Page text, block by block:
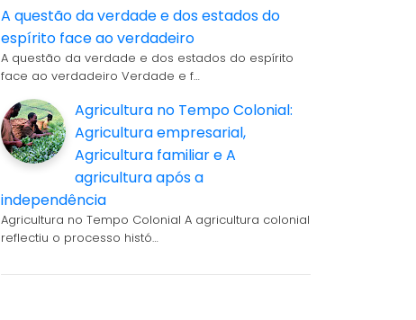
A questão da verdade e dos estados do
espírito face ao verdadeiro
A questão da verdade e dos estados do espírito
face ao verdadeiro Verdade e f…
Agricultura no Tempo Colonial:
Agricultura empresarial,
Agricultura familiar e A
agricultura após a
independência
Agricultura no Tempo Colonial A agricultura colonial
reflectiu o processo histó…